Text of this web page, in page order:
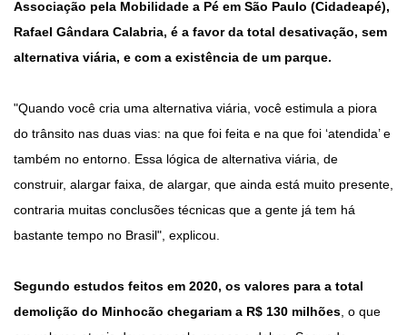
Associação pela Mobilidade a Pé em São Paulo (Cidadeapé),
Rafael Gândara Calabria, é a favor da total desativação, sem
alternativa viária, e com a existência de um parque.
"Quando você cria uma alternativa viária, você estimula a piora
do trânsito nas duas vias: na que foi feita e na que foi ‘atendida’ e
também no entorno. Essa lógica de alternativa viária, de
construir, alargar faixa, de alargar, que ainda está muito presente,
contraria muitas conclusões técnicas que a gente já tem há
bastante tempo no Brasil", explicou.
Segundo estudos feitos em 2020, os valores para a total
demolição do Minhocão chegariam a R$ 130 milhões, o que